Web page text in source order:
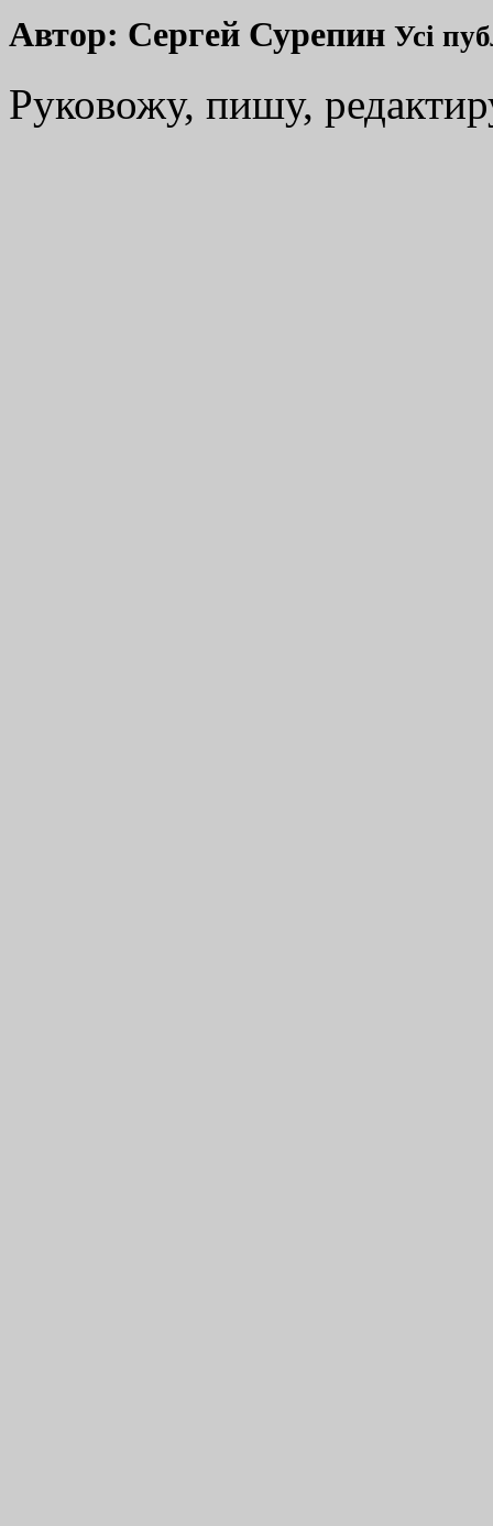
Автор: Сергей Сурепин Усі
Руковожу, пишу,